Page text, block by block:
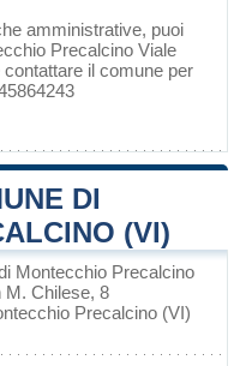
amministrative, puoi
Precalcino Viale
il comune per
DI
(VI)
Montecchio Precalcino
M. Chilese, 8
Precalcino (VI)